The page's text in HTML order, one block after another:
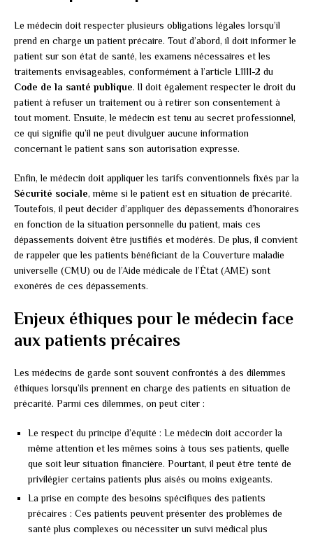
Le médecin doit respecter plusieurs obligations légales lorsqu’il
prend en charge un patient précaire. Tout d’abord, il doit informer le
patient sur son état de santé, les examens nécessaires et les
traitements envisageables, conformément à l’article L1111-2 du
Code de la santé publique. Il doit également respecter le droit du
patient à refuser un traitement ou à retirer son consentement à
tout moment. Ensuite, le médecin est tenu au secret professionnel,
ce qui signifie qu’il ne peut divulguer aucune information
concernant le patient sans son autorisation expresse.
Enfin, le médecin doit appliquer les tarifs conventionnels fixés par la
Sécurité sociale, même si le patient est en situation de précarité.
Toutefois, il peut décider d’appliquer des dépassements d’honoraires
en fonction de la situation personnelle du patient, mais ces
dépassements doivent être justifiés et modérés. De plus, il convient
de rappeler que les patients bénéficiant de la Couverture maladie
universelle (CMU) ou de l’Aide médicale de l’État (AME) sont
exonérés de ces dépassements.
Enjeux éthiques pour le médecin face
aux patients précaires
Les médecins de garde sont souvent confrontés à des dilemmes
éthiques lorsqu’ils prennent en charge des patients en situation de
précarité. Parmi ces dilemmes, on peut citer :
Le respect du principe d’équité : Le médecin doit accorder la
même attention et les mêmes soins à tous ses patients, quelle
que soit leur situation financière. Pourtant, il peut être tenté de
privilégier certains patients plus aisés ou moins exigeants.
La prise en compte des besoins spécifiques des patients
précaires : Ces patients peuvent présenter des problèmes de
santé plus complexes ou nécessiter un suivi médical plus